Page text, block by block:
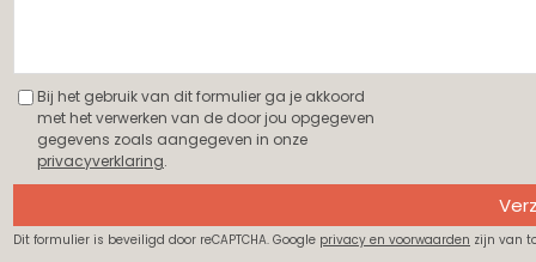
Bij het gebruik van dit formulier ga je akkoord
met het verwerken van de door jou opgegeven
gegevens zoals aangegeven in onze
privacyverklaring.
Dit formulier is beveiligd door reCAPTCHA. Google privacy en voorwaarden zijn van